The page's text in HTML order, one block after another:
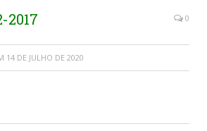
2017 0
14 DE JULHO DE 2020